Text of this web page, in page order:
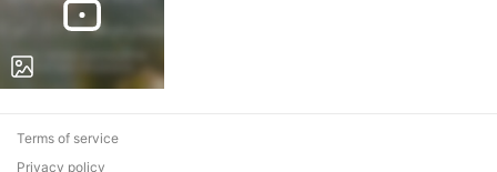
Terms of service
Privacy policy